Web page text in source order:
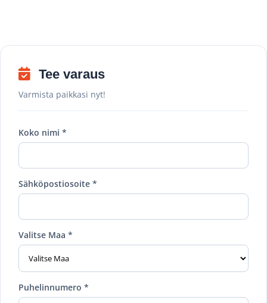
Tee varaus
Varmista paikkasi nyt!
Koko nimi *
Sähköpostiosoite *
Valitse Maa *
Puhelinnumero *